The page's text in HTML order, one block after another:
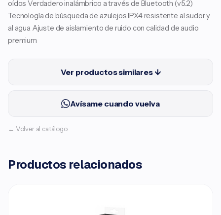
oídos Verdadero inalámbrico a través de Bluetooth (v5.2)
Tecnología de búsqueda de azulejos IPX4 resistente al sudor y
al agua Ajuste de aislamiento de ruido con calidad de audio
premium
Ver productos similares ↓
Avísame cuando vuelva
← Volver al catálogo
Productos relacionados